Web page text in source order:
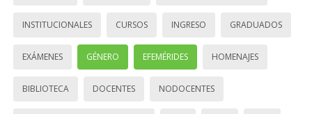
INSTITUCIONALES CURSOS INGRESO GRADUADOS
EXÁMENES GÉNERO EFEMÉRIDES HOMENAJES
BIBLIOTECA DOCENTES NODOCENTES